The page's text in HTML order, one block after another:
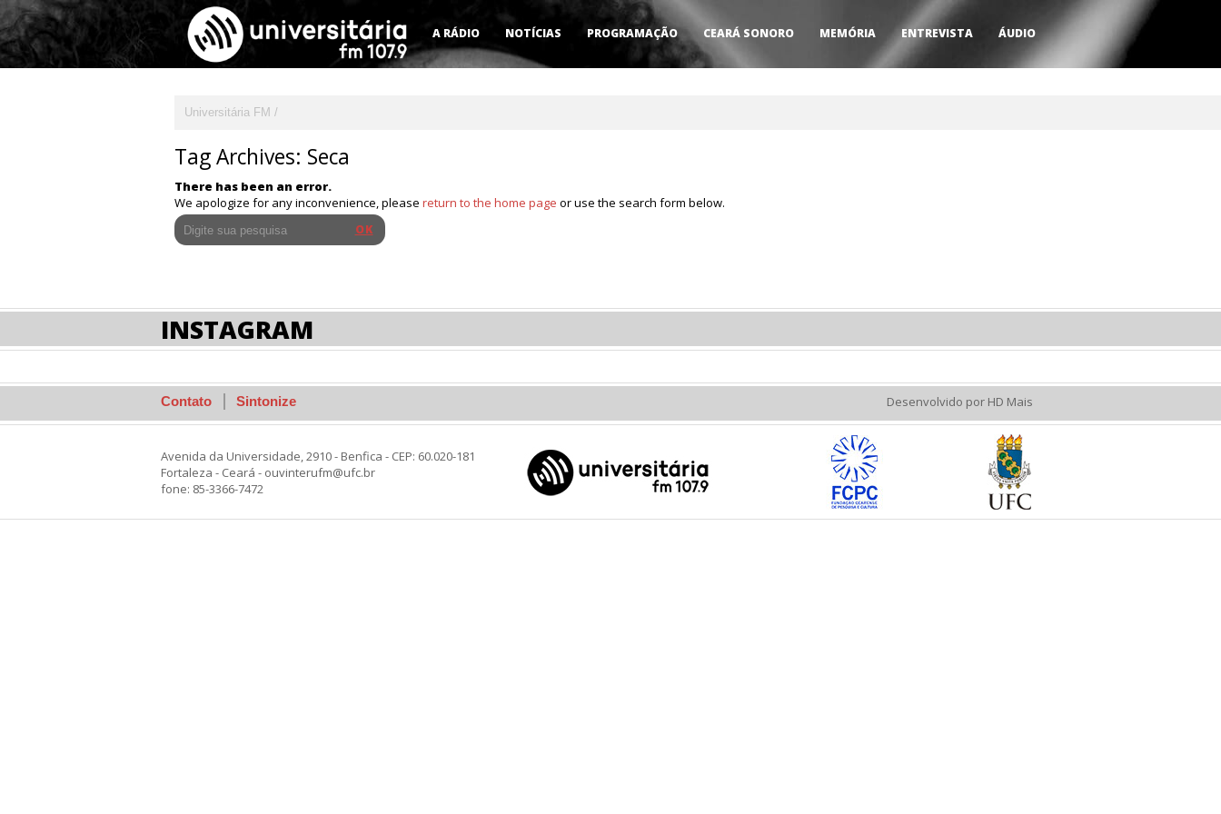
A RÁDIO NOTÍCIAS PROGRAMAÇÃO CEARÁ SONORO MEMÓRIA ENTREVISTA ÁUDIO
Universitária FM
Tag Archives: Seca
There has been an error.
We apologize for any inconvenience, please return to the home page or use the search form below.
INSTAGRAM
Contato Sintonize Desenvolvido por HD Mais
Avenida da Universidade, 2910 - Benfica - CEP: 60.020-181
Fortaleza - Ceará - ouvinterufm@ufc.br
fone: 85-3366-7472